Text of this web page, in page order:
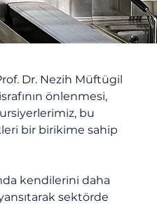
Dr. Nezih Müftügil
önlenmesi,
bu
bir birikime sahip
kendilerini daha
sektörde